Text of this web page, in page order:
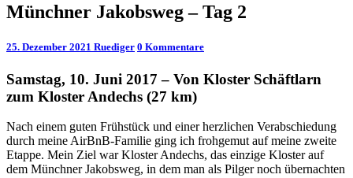
Münchner
Jakobsweg
Tag
Münchner Jakobsweg – Tag 2
25. Dezember 2021 Ruediger Kommentare
0 Kommentare
Samstag, 10. Juni 2017 – Von Kloster Schäftlarn
zum Kloster Andechs (27 km)
Nach einem guten Frühstück und einer herzlichen Verabschiedung
durch meine AirBnB-Familie ging ich frohgemut auf meine zweite
Etappe. Mein Ziel war Kloster Andechs, das einzige Kloster auf
dem Münchner Jakobsweg, in dem man als Pilger noch übernachten